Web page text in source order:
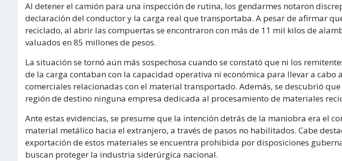
Al detener el camión para una inspección de rutina, los gendarmes notaron
declaración del conductor y la carga real que transportaba. A pesar de afirmar
reciclado, al abrir las compuertas se encontraron con más de 11 mil kilos de
valuados en 85 millones de pesos.
La situación se tornó aún más sospechosa cuando se constató que ni los
de la carga contaban con la capacidad operativa ni económica para llevar a cabo
comerciales relacionadas con el material transportado. Además, se descubrió
región de destino ninguna empresa dedicada al procesamiento de materiales
Ante estas evidencias, se presume que la intención detrás de la maniobra era el
material metálico hacia el extranjero, a través de pasos no habilitados. Cabe
exportación de estos materiales se encuentra prohibida por disposiciones
buscan proteger la industria siderúrgica nacional.